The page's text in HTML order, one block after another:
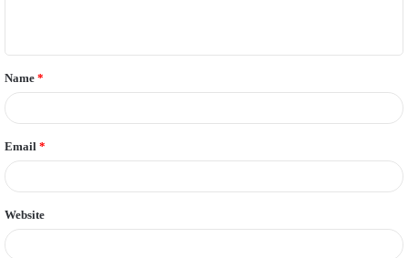
t
*
Name *
Email *
Website